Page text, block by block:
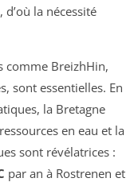
la nécessité
comme BreizhHin,
sont essentielles. En
la Bretagne
en eau et la
sont révélatrices :
par an à Rostrenen et